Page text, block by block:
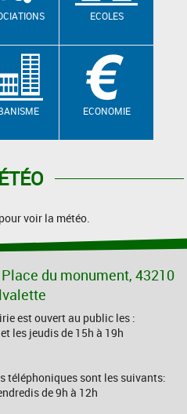
ECOLES
ECONOMIE
pour voir la météo.
du monument, 43210
est ouvert au public les :
les jeudis de 15h à 19h
téléphoniques sont les suivants:
de 9h à 12h